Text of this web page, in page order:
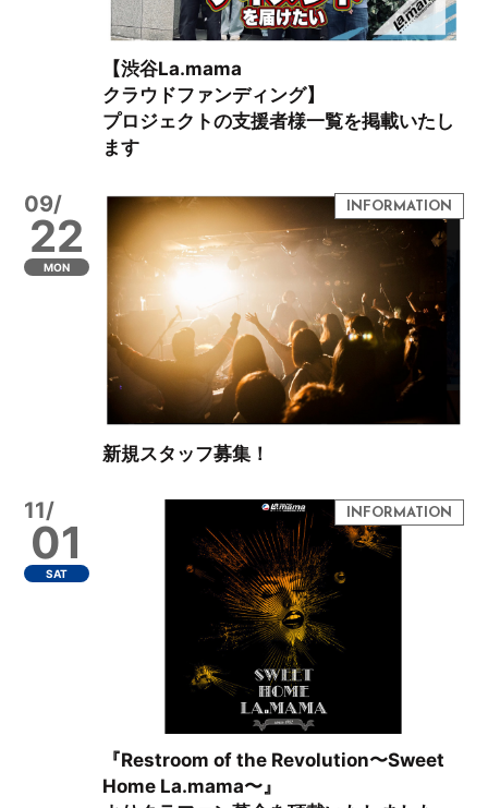
【渋谷La.mama
クラウドファンディング】
プロジェクトの支援者様一覧を掲載いたし
ます
09/
22
MON
新規スタッフ募集！
11/
01
SAT
『Restroom of the Revolution〜Sweet
Home La.mama〜』